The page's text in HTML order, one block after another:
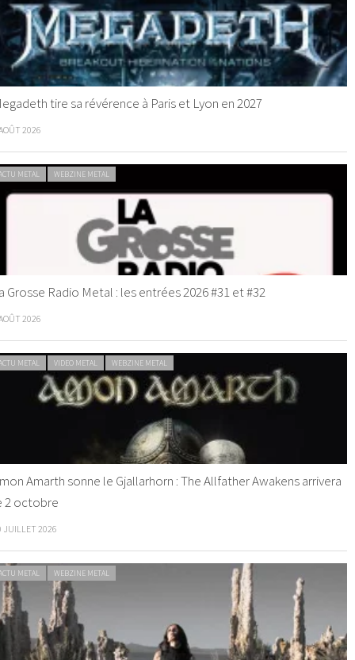
tire sa révérence à Paris et Lyon en 2027
2026
METAL WEBZINE METAL
Grosse Radio Metal : les entrées 2026 #31 et #32
2026
METAL VIDEO METAL WEBZINE METAL
Amarth sonne le Gjallarhorn : The Allfather Awakens arrivera
2 octobre
JUILLET 2026
METAL WEBZINE METAL